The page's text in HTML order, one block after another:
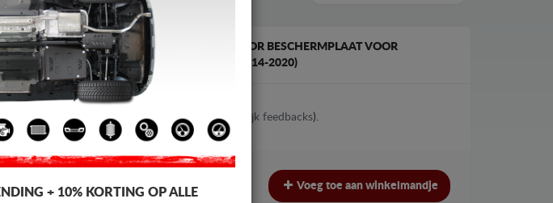
MOTOR, VERSNELLINGSBAK EN RADIATOR BESCHERMPLAAT VOOR
MERCEDES V-CLASS W447, 2.2 D, 4X4 (2014-2020)
5.00 out of 5stars based on4 votes ( Bekijk feedbacks).
Artikelcode: 14.094
248 €
241€ Voeg toe aan winkelmandje
+ 10% KORTING OP ALLE